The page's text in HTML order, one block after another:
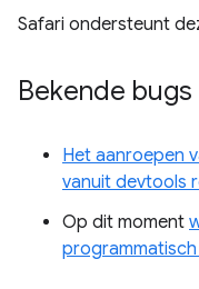
Safari ondersteunt
Bekende bugs
Het aanroepen
vanuit devtools
Op dit moment